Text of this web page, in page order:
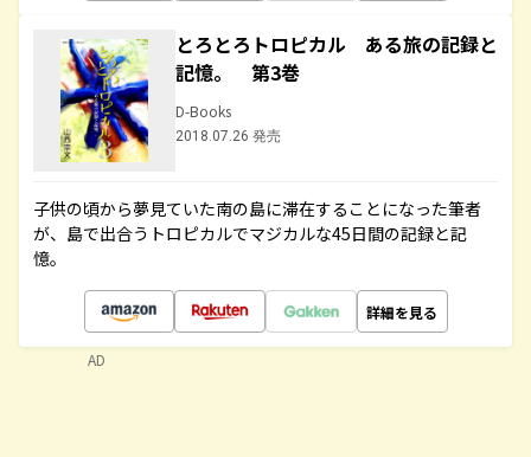
とろとろトロピカル ある旅の記録と
記憶。 第3巻
D-Books
2018.07.26 発売
子供の頃から夢見ていた南の島に滞在することになった筆者
が、島で出合うトロピカルでマジカルな45日間の記録と記
憶。
詳細を見る
AD